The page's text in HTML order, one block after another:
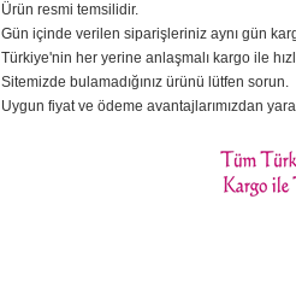
Ürün resmi temsilidir.
Gün içinde verilen siparişleriniz aynı gün
Türkiye'nin her yerine anlaşmalı kargo ile
Sitemizde bulamadığınız ürünü lütfen sorun.
Uygun fiyat ve ödeme avantajlarımızdan